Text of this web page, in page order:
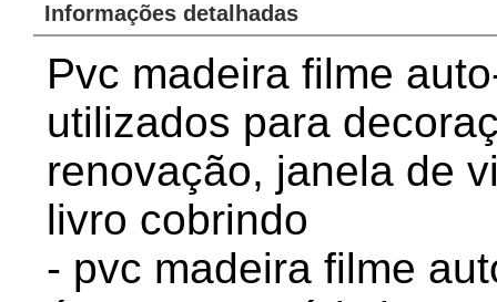
Informações detalhadas
Pvc madeira filme
utilizados para
renovação, janela de
livro cobrindo
- pvc madeira filme